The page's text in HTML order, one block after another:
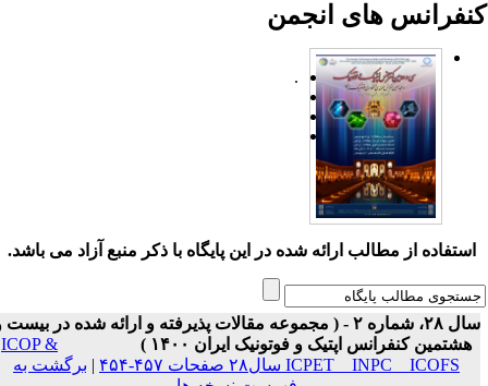
های انجمن
.
استفاده از مطالب ارائه شده در این پایگاه با ذکر منبع آزاد می باشد.
سال ۲۸، شماره ۲ - ( مجموعه مقالات پذیرفته و ارائه شده در بیست و
هشتمین کنفرانس اپتیک و فوتونیک ایران ۱۴۰۰ )
ICOP &
ICPET _ INPC _ ICOFS سال۲۸ صفحات ۴۵۷-۴۵۴
|برگشت به